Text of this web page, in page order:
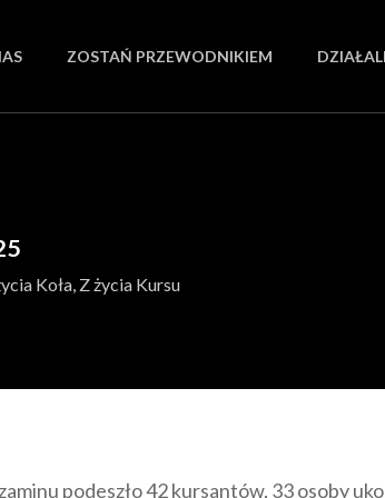
ZOSTAŃ PRZEWODNIKIEM
Koła Z życia Kursu
podeszło 42 kursantów, 33 osoby